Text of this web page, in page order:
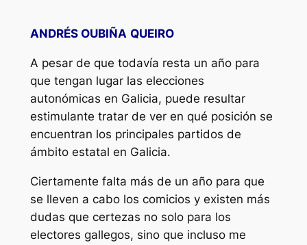
ANDRÉS OUBIÑA QUEIRO
A pesar de que todavía resta un año para
que tengan lugar las elecciones
autonómicas en Galicia, puede resultar
estimulante tratar de ver en qué posición se
encuentran los principales partidos de
ámbito estatal en Galicia.
Ciertamente falta más de un año para que
se lleven a cabo los comicios y existen más
dudas que certezas no solo para los
electores gallegos, sino que incluso me